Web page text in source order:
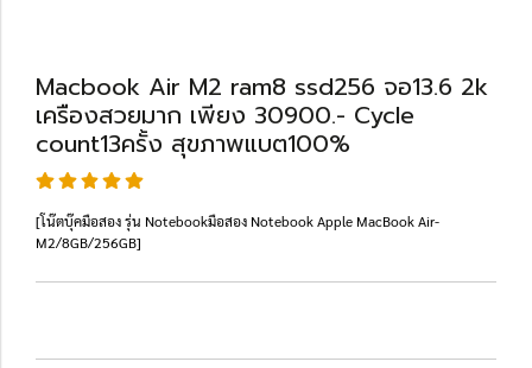
Macbook Air M2 ram8 ssd256 จอ13.6 2k
เครืองสวยมาก เพียง 30900.- Cycle
count13ครั้ง สุขภาพแบต100%
[โน๊ตบุ๊คมือสอง รุ่น Notebookมือสอง Notebook Apple MacBook Air-
M2/8GB/256GB]